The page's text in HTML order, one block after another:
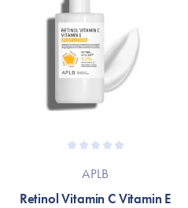
APLB
Retinol Vitamin C Vitamin E